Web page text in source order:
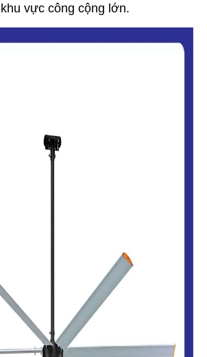
vực công cộng lớn.